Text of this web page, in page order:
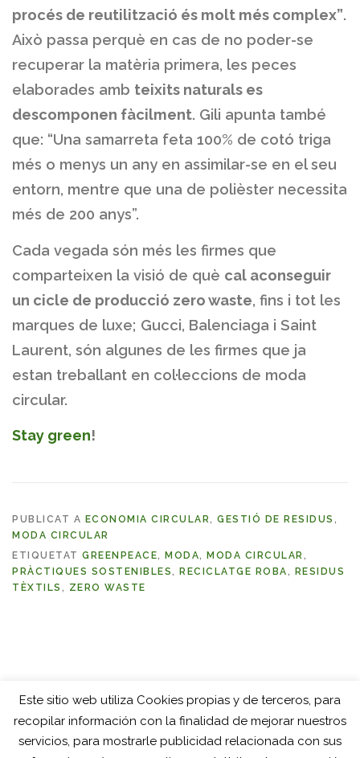
procés de reutilització és molt més complex”.
Això passa perquè en cas de no poder-se
recuperar la matèria primera, les peces
elaborades amb teixits naturals es
descomponen fàcilment. Gili apunta també
que: “Una samarreta feta 100% de cotó triga
més o menys un any en assimilar-se en el seu
entorn, mentre que una de polièster necessita
més de 200 anys”.
Cada vegada són més les firmes que
comparteixen la visió de què cal aconseguir
un cicle de producció zero waste, fins i tot les
marques de luxe; Gucci, Balenciaga i Saint
Laurent, són algunes de les firmes que ja
estan treballant en col·leccions de moda
circular.
Stay green!
PUBLICAT A ECONOMIA CIRCULAR , GESTIÓ DE RESIDUS ,
MODA CIRCULAR
ETIQUETAT GREENPEACE, MODA, MODA CIRCULAR ,
PRÀCTIQUES SOSTENIBLES , RECICLATGE ROBA , RESIDUS
TÈXTILS , ZERO WASTE
Este sitio web utiliza Cookies propias y de terceros, para
recopilar información con la finalidad de mejorar nuestros
servicios, para mostrarle publicidad relacionada con sus